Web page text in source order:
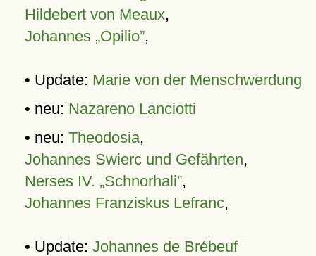
Hildebert von Meaux,
Johannes „Opilio”,
• Update: Marie von der Menschwerdung
• neu: Nazareno Lanciotti
• neu: Theodosia,
Johannes Swierc und Gefährten,
Nerses IV. „Schnorhali”,
Johannes Franziskus Lefranc,
• Update: Johannes de Brébeuf